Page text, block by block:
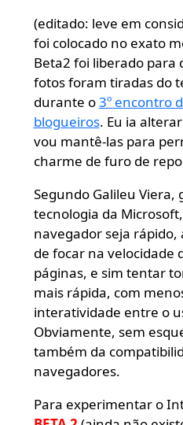
(editado: leve em
foi colocado no exato
Beta2 foi liberado para
fotos foram tiradas do
durante o3º encontro
blogueiros. Eu ia
vou mantê-las para
charme de furo de
Segundo Galileu Viera,
tecnologia da
navegador seja
de focar na velocidade
páginas, e sim tentar
mais rápida, com
interatividade entre o
Obviamente, sem
também da
navegadores.
Para experimentar o